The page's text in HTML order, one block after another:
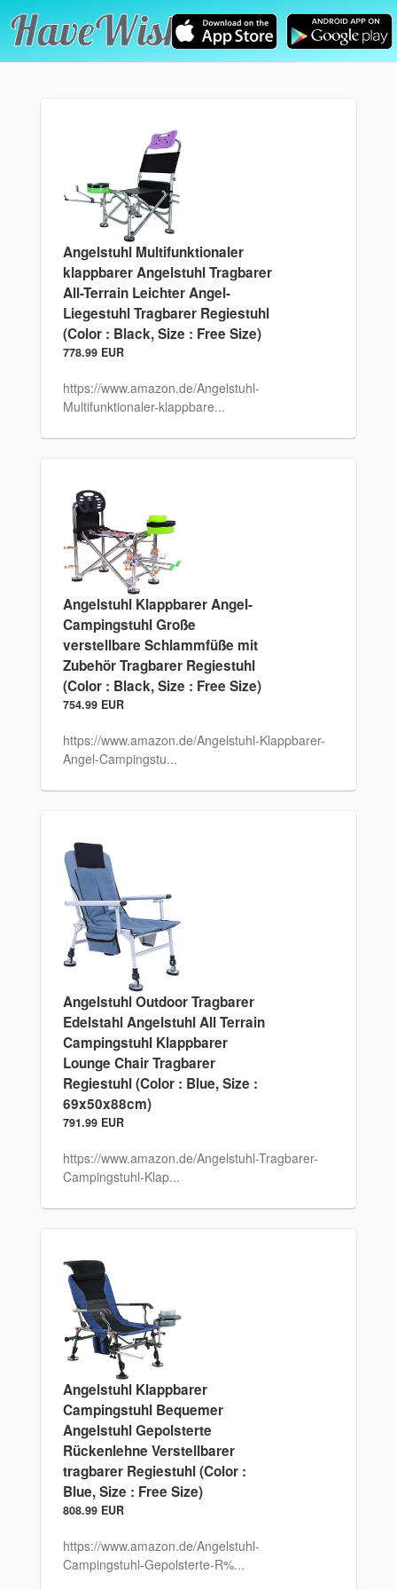
Angelstuhl Multifunktionaler
klappbarer Angelstuhl Tragbarer
All-Terrain Leichter Angel-
Liegestuhl Tragbarer Regiestuhl
(Color : Black, Size : Free Size)
778.99 EUR
https://www.amazon.de/Angelstuhl-
Multifunktionaler-klappbare...
Angelstuhl Klappbarer Angel-
Campingstuhl Große
verstellbare Schlammfüße mit
Zubehör Tragbarer Regiestuhl
(Color : Black, Size : Free Size)
754.99 EUR
https://www.amazon.de/Angelstuhl-Klappbarer-
Angel-Campingstu...
Angelstuhl Outdoor Tragbarer
Edelstahl Angelstuhl All Terrain
Campingstuhl Klappbarer
Lounge Chair Tragbarer
Regiestuhl (Color : Blue, Size :
69x50x88cm)
791.99 EUR
https://www.amazon.de/Angelstuhl-Tragbarer-
Campingstuhl-Klap...
Angelstuhl Klappbarer
Campingstuhl Bequemer
Angelstuhl Gepolsterte
Rückenlehne Verstellbarer
tragbarer Regiestuhl (Color :
Blue, Size : Free Size)
808.99 EUR
https://www.amazon.de/Angelstuhl-
Campingstuhl-Gepolsterte-R%...